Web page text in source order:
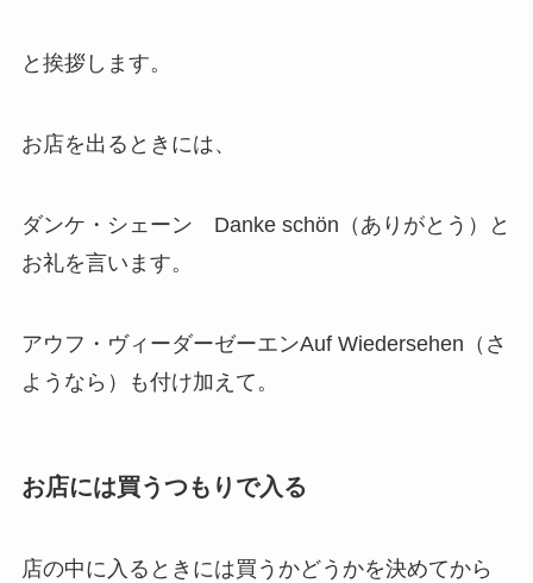
と挨拶します。
お店を出るときには、
ダンケ・シェーン Danke schön（ありがとう）と
お礼を言います。
アウフ・ヴィーダーゼーエンAuf Wiedersehen（さ
ようなら）も付け加えて。
お店には買うつもりで入る
店の中に入るときには買うかどうかを決めてから